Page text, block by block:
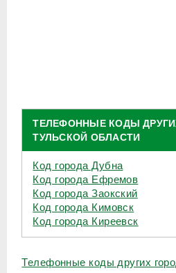
ТЕЛЕФОННЫЕ КОДЫ
ТУЛЬСКОЙ ОБЛАСТИ
Код города Дубна
Код города Ефремов
Код города Заокский
Код города Кимовск
Код города Киреевск
Телефонные коды других